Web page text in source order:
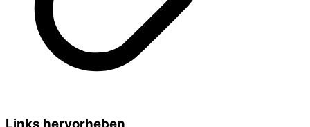
Links hervorheben